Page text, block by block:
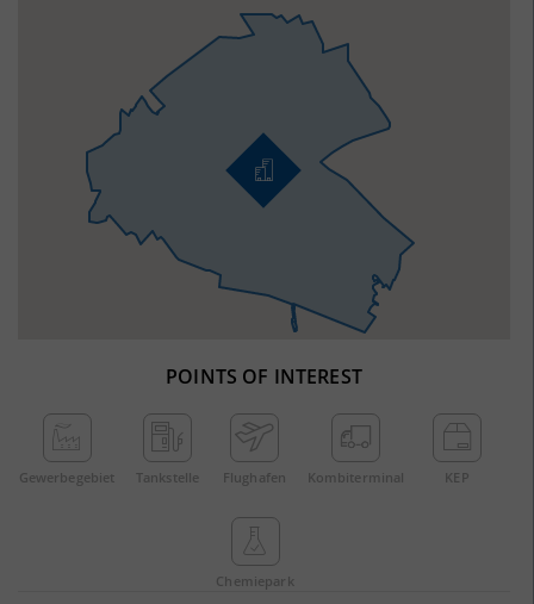
POINTS OF INTEREST
Gewerbe­gebiet Tankstelle Flughafen Kombi­terminal KEP
Chemie­park